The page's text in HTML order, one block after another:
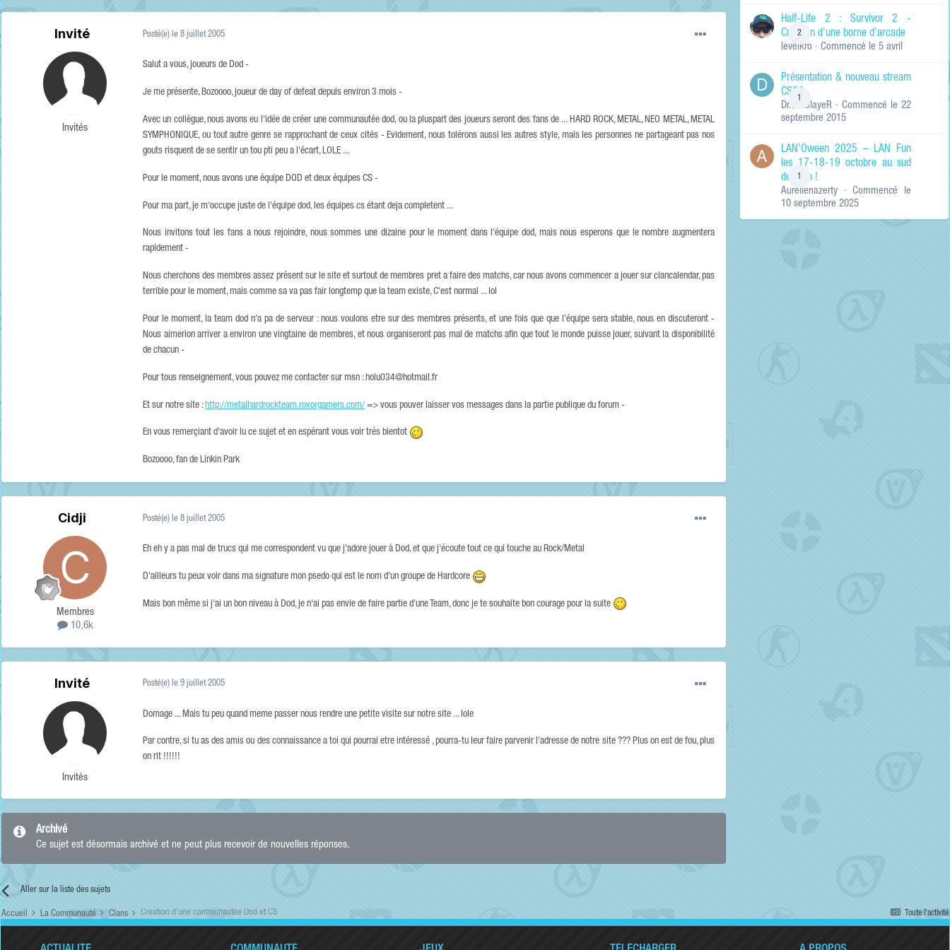
RECHERCHER LES
Titres et corps
Titres des
uniquement
Invité
Invités
Posté(e) le 8 juillet 2005
Salut a vous, joueurs de Dod -
Je me présente, Bozoooo, joueur de day of defeat depuis environ 3 mois -
Avec un collègue, nous avons eu l'idée de créer une communautée dod, ou la pluspart des joueurs seront des fans de ... HARD ROCK, METAL, NEO METAL, METAL
SYMPHONIQUE, ou tout autre genre se rapprochant de ceux cités - Evidement, nous tolérons aussi les autres style, mais les personnes ne partageant pas nos
gouts risquent de se sentir un tou pti peu a l'écart, LOLE ...
Pour le moment, nous avons une équipe DOD et deux équipes CS -
Pour ma part, je m'occupe juste de l'équipe dod, les équipes cs étant deja completent ...
Nous invitons tout les fans a nous rejoindre, nous sommes une dizaine pour le moment dans l'équipe dod, mais nous esperons que le nombre augmentera
rapidement -
Nous cherchons des membres assez présent sur le site et surtout de membres pret a faire des matchs, car nous avons commencer a jouer sur clancalendar, pas
terrible pour le moment, mais comme sa va pas fair longtemp que la team existe, C'est normal ... lol
Pour le moment, la team dod n'a pa de serveur : nous voulons etre sur des membres présents, et une fois que que l'équipe sera stable, nous en discuteront -
Nous aimerion arriver a environ une vingtaine de membres, et nous organiseront pas mal de matchs afin que tout le monde puisse jouer, suivant la disponibilité
de chacun -
Pour tous renseignement, vous pouvez me contacter sur msn : holu034@hotmail.fr
Et sur notre site : http://metalhardrockteam.roxorgamers.com/ => vous pouver laisser vos messages dans la partie publique du forum -
En vous remerçiant d'avoir lu ce sujet et en espérant vous voir trés bientot
Bozoooo, fan de Linkin Park
Cidji
Membres
10,6k
Posté(e) le 8 juillet 2005
Eh eh y a pas mal de trucs qui me correspondent vu que j'adore jouer à Dod, et que j'écoute tout ce qui touche au Rock/Metal
D'ailleurs tu peux voir dans ma signature mon psedo qui est le nom d'un groupe de Hardcore
Mais bon même si j'ai un bon niveau à Dod, je n'ai pas envie de faire partie d'une Team, donc je te souhaite bon courage pour la suite
Invité
Invités
Posté(e) le 9 juillet 2005
Domage ... Mais tu peu quand meme passer nous rendre une petite visite sur notre site ... lole
Par contre, si tu as des amis ou des connaissance a toi qui pourrai etre intéressé , pourra-tu leur faire parvenir l'adresse de notre site ??? Plus on est de fou, plus
on rit !!!!!!
Archivé
Ce sujet est désormais archivé et ne peut plus recevoir de nouvelles réponses.
Aller sur la liste des sujets
2
Half-Life 2 : Survivor 2 -
Création d'une borne d'arcade
levelkro · Commencé le 5 avril
1
Présentation & nouveau stream
CSGO
Dr.KinSlayeR · Commencé le 22
septembre 2015
1
LAN'Oween 2025 – LAN Fun
les 17-18-19 octobre au sud
de Lyon !
Aurelienazerty · Commencé le
10 septembre 2025
Toute l’activité
Accueil La Communauté Clans Creation d'une communautée Dod et CS